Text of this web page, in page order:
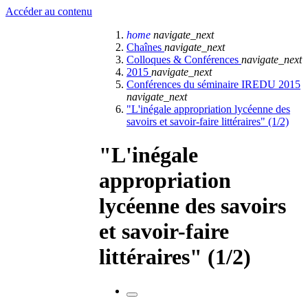
Accéder au contenu
home navigate_next
Chaînes navigate_next
Colloques & Conférences navigate_next
2015 navigate_next
Conférences du séminaire IREDU 2015
navigate_next
"L'inégale appropriation lycéenne des
savoirs et savoir-faire littéraires" (1/2)
"L'inégale
appropriation
lycéenne des savoirs
et savoir-faire
littéraires" (1/2)